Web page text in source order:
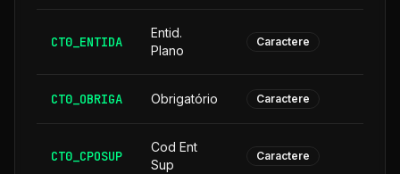
CT0_ENTIDA
Entid.
Plano
Caractere
CT0_OBRIGA Obrigatório Caractere
CT0_CPOSUP
Cod Ent
Sup
Caractere